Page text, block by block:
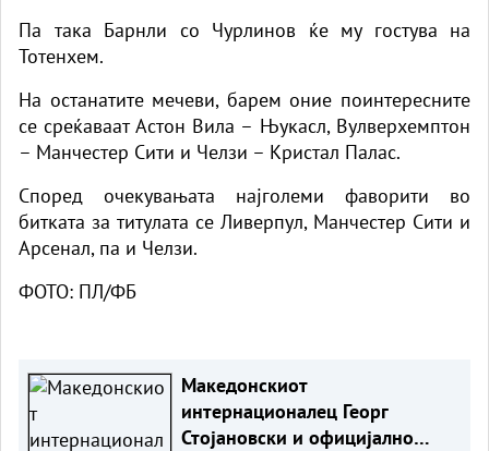
Па така Барнли со Чурлинов ќе му гостува на
Тотенхем.
На останатите мечеви, барем оние поинтересните
се среќаваат Астон Вила – Њукасл, Вулверхемптон
– Манчестер Сити и Челзи – Кристал Палас.
Според очекувањата најголеми фаворити во
битката за титулата се Ливерпул, Манчестер Сити и
Арсенал, па и Челзи.
ФОТО: ПЛ/ФБ
Македонскиот
интернационалец Георг
Стојановски и официјално